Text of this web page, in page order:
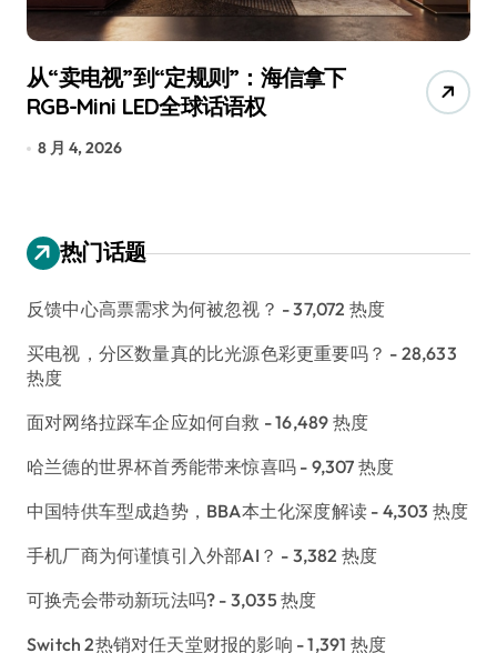
追觅、石头科技注意：你们的扫地机
已被美国认定为“战略武器”
7 月 30, 2026
热门话题
反馈中心高票需求为何被忽视？ - 37,072 热度
买电视，分区数量真的比光源色彩更重要吗？ - 28,633
热度
面对网络拉踩车企应如何自救 - 16,489 热度
哈兰德的世界杯首秀能带来惊喜吗 - 9,307 热度
中国特供车型成趋势，BBA本土化深度解读 - 4,303 热度
手机厂商为何谨慎引入外部AI？ - 3,382 热度
可换壳会带动新玩法吗? - 3,035 热度
Switch 2热销对任天堂财报的影响 - 1,391 热度